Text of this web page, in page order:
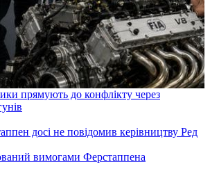
прямують до конфлікту через
вимогами Ферстаппена